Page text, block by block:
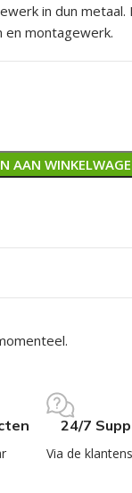
in dun metaal.
montagewerk.
AAN
24/7
Via de